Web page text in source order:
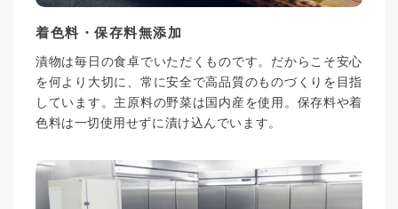
着色料・保存料無添加
漬物は毎日の食卓でいただくものです。だからこそ安心
を何より大切に、常に安全で高品質のものづくりを目指
しています。主原料の野菜は国内産を使用。保存料や着
色料は一切使用せずに漬け込んでいます。